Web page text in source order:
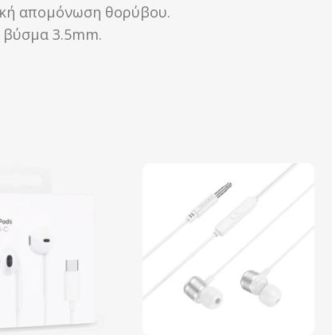
απομόνωση θορύβου.
βύσμα 3.5mm.